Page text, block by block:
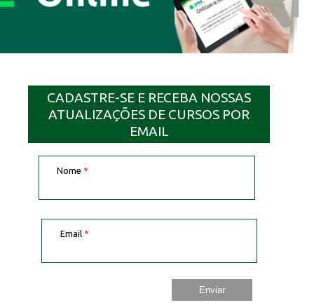
CADASTRE-SE E RECEBA NOSSAS
ATUALIZAÇÕES DE CURSOS POR
EMAIL
Nome *
Email *